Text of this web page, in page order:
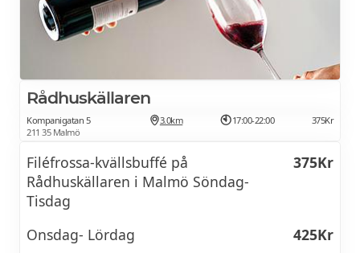
Picanha - Picanhaspett med parmesan -
Hjortpicanha
Umamimarinerade kycklinglär och filé -
Lamm - Alcatra-Entrecote - Smäländsk
Salsiccia - Havets läckerheter - Kökets val
Dessertbord med glass, chokladfontän, frukt,
te och kaffe.
Läsk
Bryggkaffe inkl 1 påtår
Lasagne (vegan)
149Kr
Tatuerad snutkuk (korv i bröd med
senap; vegan/vegetarisk)
Rådhuskällaren
Kompanigatan 5
211 35 Malmö
3.0km 17:00-22:00 375Kr
Filéfrossa-kvällsbuffé på
Rådhuskällaren i Malmö Söndag-
Tisdag
375Kr
Onsdag- Lördag
425Kr